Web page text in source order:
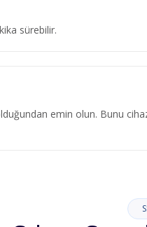
sürebilir.
emin olun. Bunu